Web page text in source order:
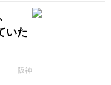
いた
阪神